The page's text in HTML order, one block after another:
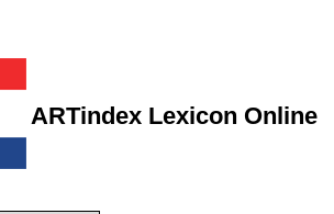
ARTindex Lexicon Online